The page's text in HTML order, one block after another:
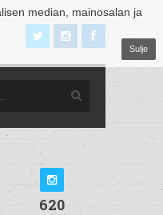
median, mainosalan ja
Sulje
620